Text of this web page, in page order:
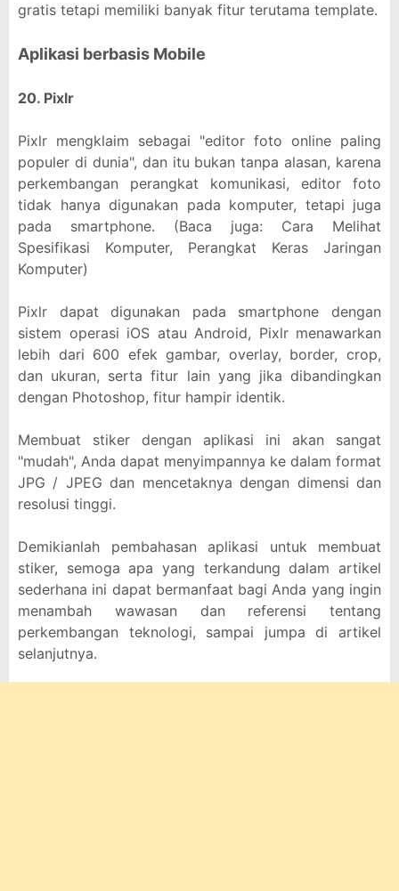
gratis tetapi memiliki banyak fitur terutama template.
Aplikasi berbasis Mobile
20. Pixlr
Pixlr mengklaim sebagai "editor foto online paling
populer di dunia", dan itu bukan tanpa alasan, karena
perkembangan perangkat komunikasi, editor foto
tidak hanya digunakan pada komputer, tetapi juga
pada smartphone. (Baca juga: Cara Melihat
Spesifikasi Komputer, Perangkat Keras Jaringan
Komputer)
Pixlr dapat digunakan pada smartphone dengan
sistem operasi iOS atau Android, Pixlr menawarkan
lebih dari 600 efek gambar, overlay, border, crop,
dan ukuran, serta fitur lain yang jika dibandingkan
dengan Photoshop, fitur hampir identik.
Membuat stiker dengan aplikasi ini akan sangat
"mudah", Anda dapat menyimpannya ke dalam format
JPG / JPEG dan mencetaknya dengan dimensi dan
resolusi tinggi.
Demikianlah pembahasan aplikasi untuk membuat
stiker, semoga apa yang terkandung dalam artikel
sederhana ini dapat bermanfaat bagi Anda yang ingin
menambah wawasan dan referensi tentang
perkembangan teknologi, sampai jumpa di artikel
selanjutnya.